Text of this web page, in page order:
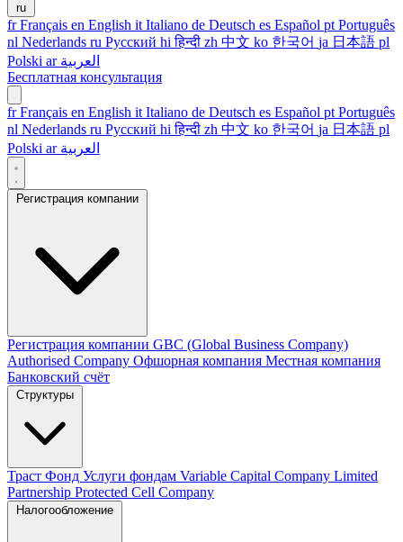
ru
frFrançais en English it Italiano de Deutsch es Español pt Português
nl Nederlands ru Русский hi हिन्दी zh 中文 ko 한국어 ja 日本語 pl
Polski ar العربية
Бесплатная консультация
frFrançais en English it Italiano de Deutsch es Español pt Português
nl Nederlands ru Русский hi हिन्दी zh 中文 ko 한국어 ja 日本語 pl
Polski ar العربية
Регистрация компании GBC (Global Business Company)
Authorised Company Офшорная компания Местная компания
Банковский счёт
Траст Фонд Услуги фондам Variable Capital Company Limited
Partnership Protected Cell Company